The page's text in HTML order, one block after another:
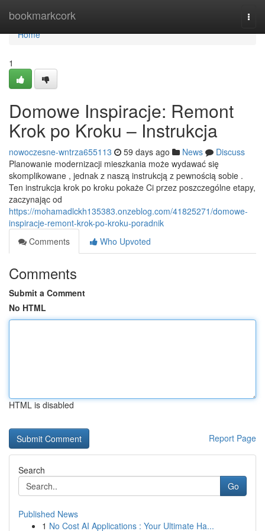
bookmarkcork
Home
Home
1
Domowe Inspiracje: Remont
Krok po Kroku – Instrukcja
nowoczesne-wntrza655113 59 days ago News
Discuss
Planowanie modernizacji mieszkania może wydawać się
skomplikowane , jednak z naszą instrukcją z pewnością sobie .
Ten instrukcja krok po kroku pokaże Ci przez poszczególne etapy,
zaczynając od
https://mohamadlckh135383.onzeblog.com/41825271/domowe-
inspiracje-remont-krok-po-kroku-poradnik
Comments
Who Upvoted
Comments
Submit a Comment
No HTML
HTML is disabled
Report Page
Search
Go
Published News
1 No Cost AI Applications : Your Ultimate Ha...